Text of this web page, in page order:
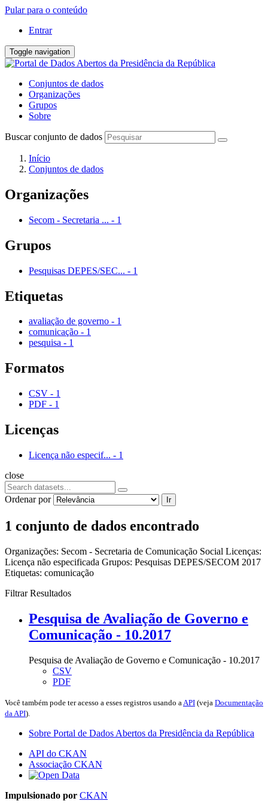
Pular para o conteúdo
Entrar
Toggle navigation
Conjuntos de dados
Organizações
Grupos
Sobre
Buscar conjunto de dados
Início
Conjuntos de dados
Organizações
Secom - Secretaria ... - 1
Grupos
Pesquisas DEPES/SEC... - 1
Etiquetas
avaliação de governo - 1
comunicação - 1
pesquisa - 1
Formatos
CSV - 1
PDF - 1
Licenças
Licença não especif... - 1
close
Ordenar por Ir
1 conjunto de dados encontrado
Organizações: Secom - Secretaria de Comunicação Social Licenças:
Licença não especificada Grupos: Pesquisas DEPES/SECOM 2017
Etiquetas: comunicação
Filtrar Resultados
Pesquisa de Avaliação de Governo e
Comunicação - 10.2017
Pesquisa de Avaliação de Governo e Comunicação - 10.2017
CSV
PDF
Você também pode ter acesso a esses registros usando a API (veja Documentação
da API).
Sobre Portal de Dados Abertos da Presidência da República
API do CKAN
Associação CKAN
Impulsionado por CKAN